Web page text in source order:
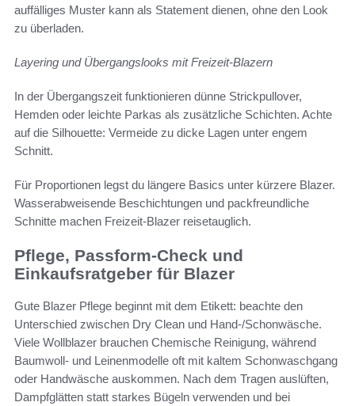
auffälliges Muster kann als Statement dienen, ohne den Look
zu überladen.
Layering und Übergangslooks mit Freizeit-Blazern
In der Übergangszeit funktionieren dünne Strickpullover,
Hemden oder leichte Parkas als zusätzliche Schichten. Achte
auf die Silhouette: Vermeide zu dicke Lagen unter engem
Schnitt.
Für Proportionen legst du längere Basics unter kürzere Blazer.
Wasserabweisende Beschichtungen und packfreundliche
Schnitte machen Freizeit-Blazer reisetauglich.
Pflege, Passform-Check und
Einkaufsratgeber für Blazer
Gute Blazer Pflege beginnt mit dem Etikett: beachte den
Unterschied zwischen Dry Clean und Hand-/Schonwäsche.
Viele Wollblazer brauchen Chemische Reinigung, während
Baumwoll- und Leinenmodelle oft mit kaltem Schonwaschgang
oder Handwäsche auskommen. Nach dem Tragen auslüften,
Dampfglätten statt starkes Bügeln verwenden und bei